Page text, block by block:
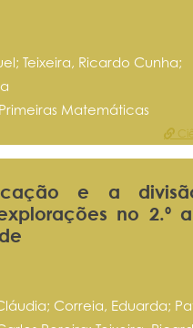
Teixeira, Ricardo Cunha;
Matemáticas
e a
no 2.º
Correia, Eduarda;